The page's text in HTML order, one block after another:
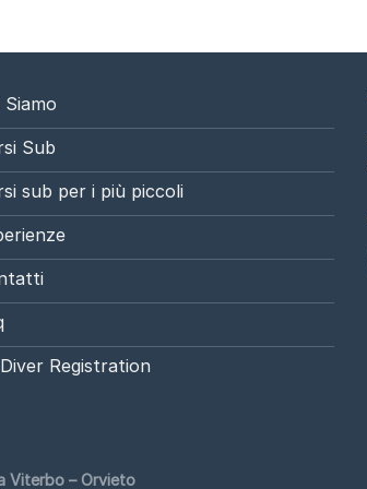
Siamo
Sub
sub per i più piccoli
Diver Registration
Viterbo – Orvieto